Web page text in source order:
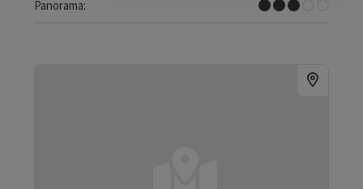
Panorama:
Einige Ausblicke